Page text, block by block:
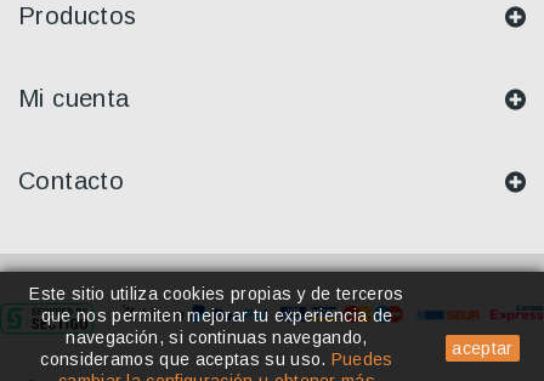
Este sitio utiliza cookies propias y de terceros
que nos permiten mejorar tu experiencia de
navegación, si continuas navegando,
consideramos que aceptas su uso. Puedes
aceptar
Productos
Mi cuenta
Contacto